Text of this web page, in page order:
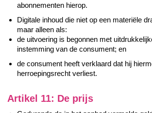
abonnementen hierop.
Digitale inhoud die niet op een materiële
maar alleen als:
de uitvoering is begonnen met
instemming van de consument; en
de consument heeft verklaard dat hij
herroepingsrecht verliest.
Artikel 11: De prijs